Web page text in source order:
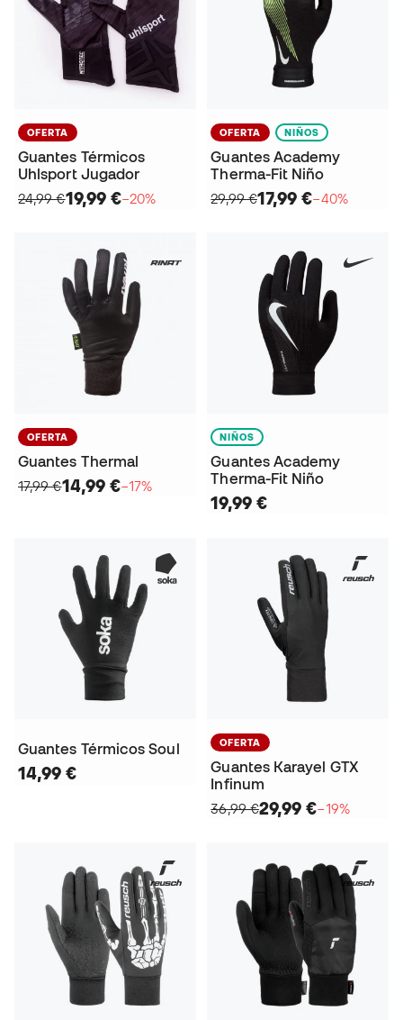
OFERTA
Guantes Térmicos
Uhlsport Jugador
24,99 €19,99 €−20%
OFERTA NIÑOS
Guantes Academy
Therma-Fit Niño
29,99 €17,99 €−40%
OFERTA
Guantes Thermal
17,99 €14,99 €−17%
NIÑOS
Guantes Academy
Therma-Fit Niño
19,99 €
Guantes Térmicos Soul
14,99 €
OFERTA
Guantes Karayel GTX
Infinum
36,99 €29,99 €−19%